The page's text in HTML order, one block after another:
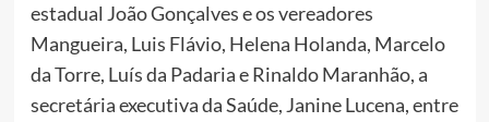
estadual João Gonçalves e os vereadores
Mangueira, Luis Flávio, Helena Holanda, Marcelo
da Torre, Luís da Padaria e Rinaldo Maranhão, a
secretária executiva da Saúde, Janine Lucena, entre